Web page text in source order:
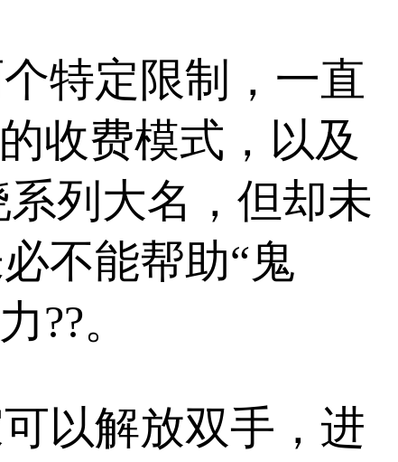
特定限制，一直
收费模式，以及
列大名，但却未
不能帮助“鬼
??。
以解放双手，进